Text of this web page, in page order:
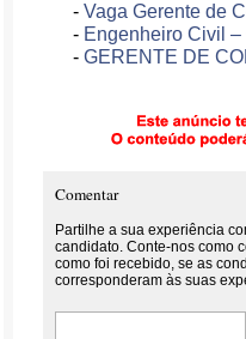
-Vaga Gerente de
- Engenheiro Civil
-GERENTE DE
Comentar
Partilhe a sua experiência
candidato. Conte-nos como
como foi recebido, se as
corresponderam às suas